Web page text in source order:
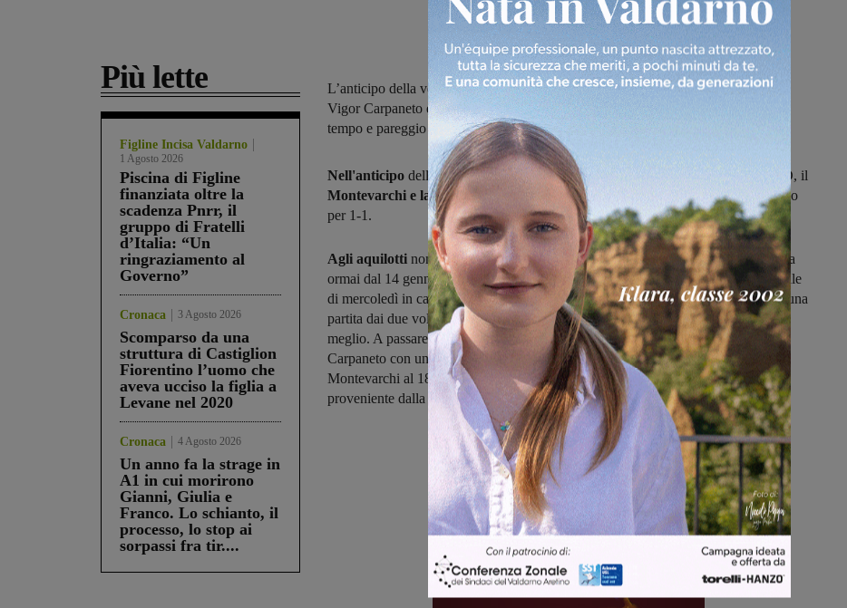
Più lette
Figline Incisa Valdarno
1 Agosto 2026
Piscina di Figline
finanziata oltre la
scadenza Pnrr, il
gruppo di Fratelli
d’Italia: “Un
ringraziamento al
Governo”
Cronaca 3 Agosto 2026
Scomparso da una
struttura di Castiglion
Fiorentino l’uomo che
aveva ucciso la figlia a
Levane nel 2020
Cronaca 4 Agosto 2026
Un anno fa la strage in
A1 in cui morirono
Gianni, Giulia e
Franco. Lo schianto, il
processo, lo stop ai
sorpassi fra tir....
L’anticipo della ventisettesima giornata del girone D di serie D fra Montevarchi e
Vigor Carpaneto è finito 1-1, con vantaggio della squadra piacentina nel primo
tempo e pareggio aquilotto nella ripresa
Nell'anticipo della ventisettesima giornata del girone D del campionato di serie D, il
Montevarchi e la Vigor Carpaneto si sono spartite la posta in palio, pareggiando
per 1-1.
Agli aquilotti non è quindi riuscita l'impresa di tornare a quel successo che manca
ormai dal 14 gennaio e a questo punto dovranno provarci nel turno infrasettimanale
di mercoledì in casa dell'Imolese. La squadra di Rigucciè stata protagonista di una
partita dai due volti: un brutto primo tempo e una ripresa giocata decisamente
meglio. A passarein vantaggio
al 37′ della prima frazione è stata la Vigor
Carpaneto con una gran botta di Bernasconi dalla distanza,il pareggiodel
Montevarchi al 18' della ripresa con il giovane figlio d'arte Adami, su un cross
proveniente dalla sinistra.